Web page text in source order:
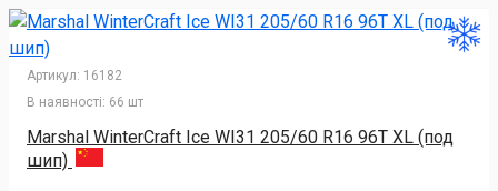
Артикул: 16182
В наявності: 66 шт
Marshal WinterCraft Ice WI31 205/60 R16 96T XL (под
шип)